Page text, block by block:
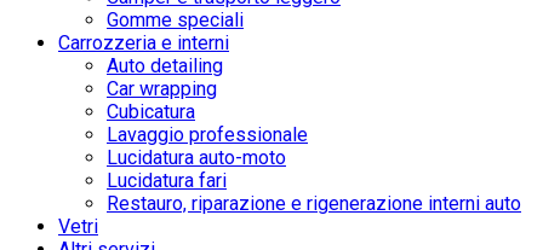
Gomme speciali
Carrozzeria e interni
Auto detailing
Car wrapping
Cubicatura
Lavaggio professionale
Lucidatura auto-moto
Lucidatura fari
Restauro, riparazione e rigenerazione interni auto
Vetri